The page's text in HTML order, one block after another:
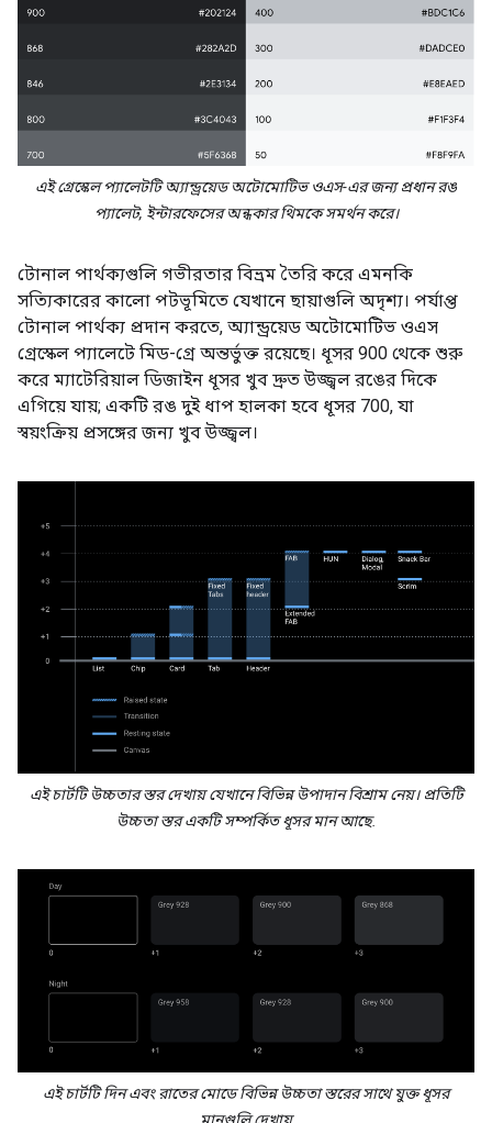
এই গ্রেস্কেল প্যালেটটি অ্যান্ড্রয়েড অটোমোটিভ ওএস-এর জন্য প্রধান রঙ
প্যালেট, ইন্টারফেসের অন্ধকার থিমকে সমর্থন করে।
টোনাল পার্থক্যগুলি গভীরতার বিভ্রম তৈরি করে এমনকি
সত্যিকারের কালো পটভূমিতে যেখানে ছায়াগুলি অদৃশ্য। পর্যাপ্ত
টোনাল পার্থক্য প্রদান করতে, অ্যান্ড্রয়েড অটোমোটিভ ওএস
গ্রেস্কেল প্যালেটে মিড-গ্রে অন্তর্ভুক্ত রয়েছে। ধূসর 900 থেকে শুরু
করে ম্যাটেরিয়াল ডিজাইন ধূসর খুব দ্রুত উজ্জ্বল রঙের দিকে
এগিয়ে যায়; একটি রঙ দুই ধাপ হালকা হবে ধূসর 700, যা
স্বয়ংক্রিয় প্রসঙ্গের জন্য খুব উজ্জ্বল।
এই চার্টটি উচ্চতার স্তর দেখায় যেখানে বিভিন্ন উপাদান বিশ্রাম নেয়। প্রতিটি
উচ্চতা স্তর একটি সম্পর্কিত ধূসর মান আছে.
এই চার্টটি দিন এবং রাতের মোডে বিভিন্ন উচ্চতা স্তরের সাথে যুক্ত ধূসর